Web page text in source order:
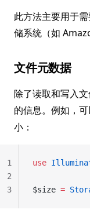
此方法主要用于
储系统（如
文件元数据
除了读取和写入
的信息。例如，
小：
use
$size =
1
2
3